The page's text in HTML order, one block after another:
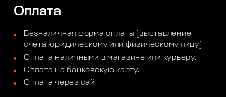
Оплата
Безналичная форма оплаты (выставление
счета юридическому или физическому лицу)
Оплата наличными в магазине или курьеру.
Оплата на банковскую карту.
Оплата через сайт.